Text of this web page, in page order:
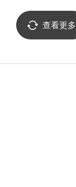
查看更多